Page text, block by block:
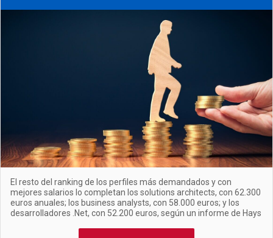
El resto del ranking de los perfiles más demandados y con
mejores salarios lo completan los solutions architects, con 62.300
euros anuales; los business analysts, con 58.000 euros; y los
desarrolladores .Net, con 52.200 euros, según un informe de Hays